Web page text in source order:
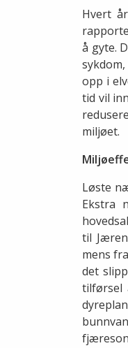
Hvert
å gyte.
opp i
tid vil
miljøet.
Løste
Ekstra
til
mens
det
tilførsel